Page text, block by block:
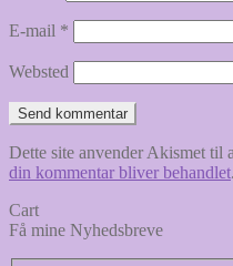
E-mail *
Websted
Dette site anvender Akismet til
din kommentar bliver behandlet.
Cart
Få mine Nyhedsbreve